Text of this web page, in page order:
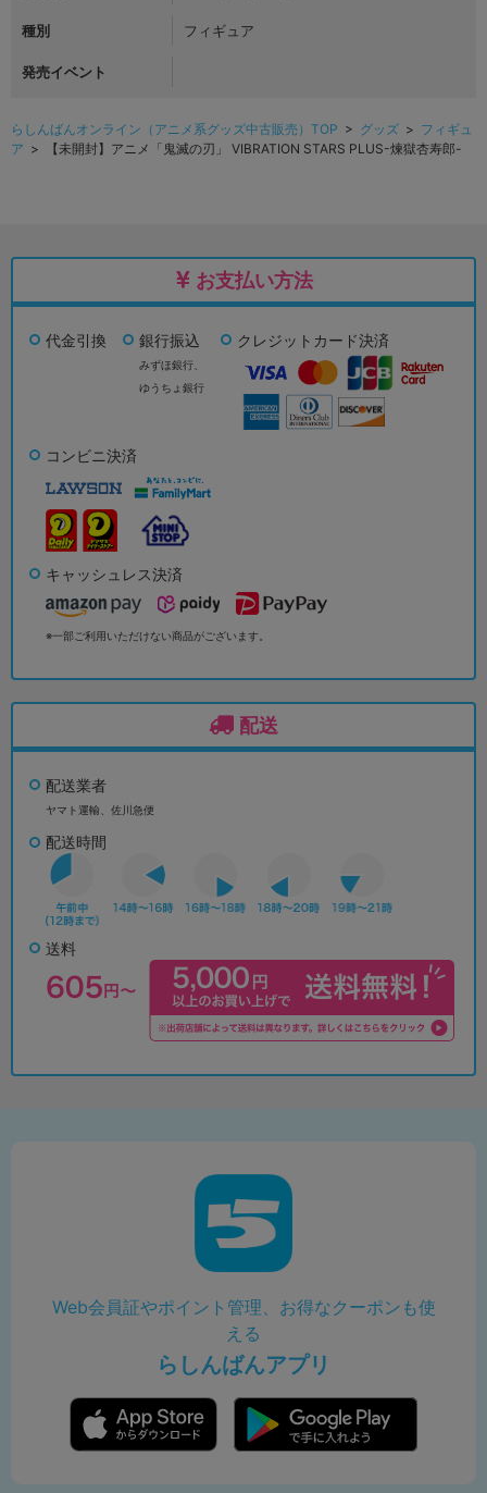
種別 フィギュア
発売イベント
らしんばんオンライン（アニメ系グッズ中古販売）TOP > グッズ > フィギュ
ア > 【未開封】アニメ「鬼滅の刃」 VIBRATION STARS PLUS-煉獄杏寿郎-
お支払い方法
代金引換 銀行振込
みずほ銀行、
ゆうちょ銀行
クレジットカード決済
コンビニ決済
キャッシュレス決済
※一部ご利用いただけない商品がございます。
配送
配送業者
ヤマト運輸、佐川急便
配送時間
送料
Web会員証やポイント管理、お得なクーポンも使
える
らしんばんアプリ